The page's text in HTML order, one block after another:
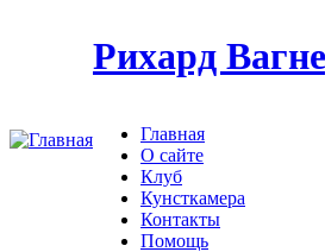
Рихард
Главная
О сайте
Клуб
Кунсткамера
Контакты
Помощь